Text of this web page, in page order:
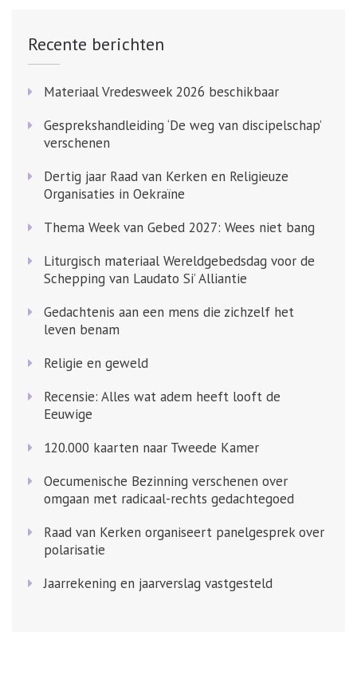
Recente berichten
Materiaal Vredesweek 2026 beschikbaar
Gesprekshandleiding ‘De weg van discipelschap’
verschenen
Dertig jaar Raad van Kerken en Religieuze
Organisaties in Oekraïne
Thema Week van Gebed 2027: Wees niet bang
Liturgisch materiaal Wereldgebedsdag voor de
Schepping van Laudato Si’ Alliantie
Gedachtenis aan een mens die zichzelf het
leven benam
Religie en geweld
Recensie: Alles wat adem heeft looft de
Eeuwige
120.000 kaarten naar Tweede Kamer
Oecumenische Bezinning verschenen over
omgaan met radicaal-rechts gedachtegoed
Raad van Kerken organiseert panelgesprek over
polarisatie
Jaarrekening en jaarverslag vastgesteld